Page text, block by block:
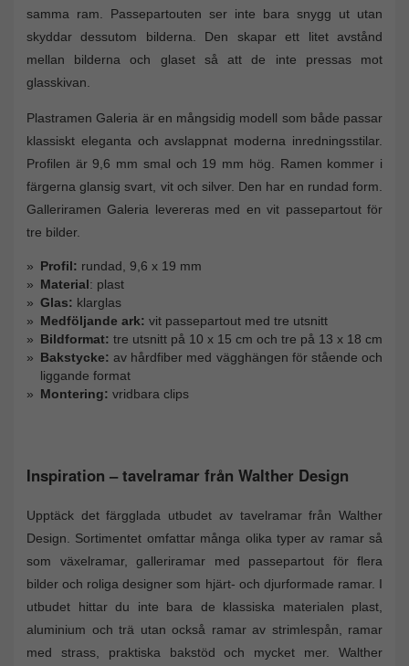
samma ram. Passepartouten ser inte bara snygg ut utan
skyddar dessutom bilderna. Den skapar ett litet avstånd
mellan bilderna och glaset så att de inte pressas mot
glasskivan.
Plastramen Galeria är en mångsidig modell som både passar
klassiskt eleganta och avslappnat moderna inredningsstilar.
Profilen är 9,6 mm smal och 19 mm hög. Ramen kommer i
färgerna glansig svart, vit och silver. Den har en rundad form.
Galleriramen Galeria levereras med en vit passepartout för
tre bilder.
Profil: rundad, 9,6 x 19 mm
Material: plast
Glas: klarglas
Medföljande ark: vit passepartout med tre utsnitt
Bildformat: tre utsnitt på 10 x 15 cm och tre på 13 x 18 cm
Bakstycke:av hårdfiber med vägghängen för stående och
liggande format
Montering: vridbara clips
Inspiration – tavelramar från Walther Design
Upptäck det färgglada utbudet av tavelramar från Walther
Design. Sortimentet omfattar många olika typer av ramar så
som växelramar, galleriramar med passepartout för flera
bilder och roliga designer som hjärt- och djurformade ramar. I
utbudet hittar du inte bara de klassiska materialen plast,
aluminium och trä utan också ramar av strimlespån, ramar
med strass, praktiska bakstöd och mycket mer. Walther